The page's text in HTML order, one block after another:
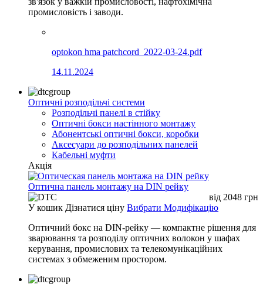
промисловість і заводи.
optokon hma patchcord_2022-03-24.pdf
14.11.2024
Оптичні розподільчі системи
Розподільчі панелі в стійку
Оптичні бокси настінного монтажу
Абонентські оптичні бокси, коробки
Аксесуари до розподільних панелей
Кабельні муфти
Акція
Оптична панель монтажу на DIN рейку
від 2048 грн
У кошик Дізнатися ціну Вибрати Модифікацію
Оптичний бокс на DIN-рейку — компактне рішення для
зварювання та розподілу оптичних волокон у шафах
керування, промислових та телекомунікаційних
системах з обмеженим простором.